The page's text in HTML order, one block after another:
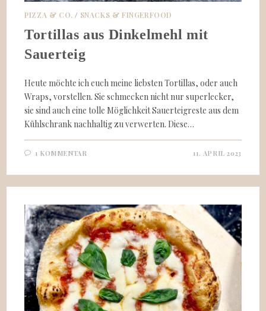
PIZZA & CO. / SNACKS & FINGERFOOD
Tortillas aus Dinkelmehl mit
Sauerteig
Heute möchte ich euch meine liebsten Tortillas, oder auch
Wraps, vorstellen. Sie schmecken nicht nur superlecker,
sie sind auch eine tolle Möglichkeit Sauerteigreste aus dem
Kühlschrank nachhaltig zu verwerten. Diese…
1 KOMMENTAR 11. APRIL 2023